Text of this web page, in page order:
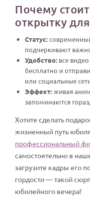
Почему
открытку
Статус:
подчеркивают
Удобство: все
бесплатно и
или социальные
Эффект:живая
запоминаются
Хотите сделать
жизненный путь
профессиональный
самостоятельно в
загрузите кадры его
гордости — такой
юбилейного вечера!